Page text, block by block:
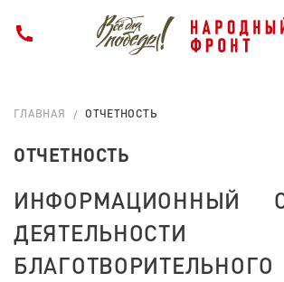
ГЛАВНАЯ ОТЧЕТНОСТЬ
ОТЧЕТНОСТЬ
ИНФОРМАЦИОННЫЙ
ДЕЯТЕЛЬНОСТИ